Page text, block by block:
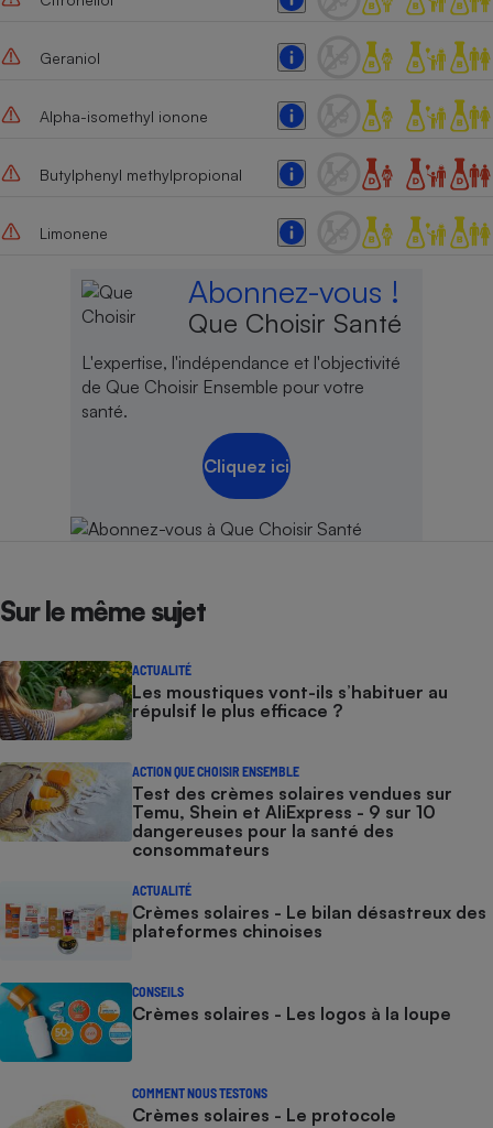
Geraniol
Alpha-isomethyl ionone
Butylphenyl methylpropional
Limonene
Abonnez-vous !
Que Choisir Santé
L'expertise, l'indépendance et l'objectivité
de Que Choisir Ensemble pour votre
santé.
Cliquez ici
Sur le même sujet
ACTUALITÉ
Les moustiques vont-ils s’habituer au
répulsif le plus efficace ?
ACTION QUE CHOISIR ENSEMBLE
Test des crèmes solaires vendues sur
Temu, Shein et AliExpress - 9 sur 10
dangereuses pour la santé des
consommateurs
ACTUALITÉ
Crèmes solaires - Le bilan désastreux des
plateformes chinoises
CONSEILS
Crèmes solaires - Les logos à la loupe
COMMENT NOUS TESTONS
Crèmes solaires - Le protocole